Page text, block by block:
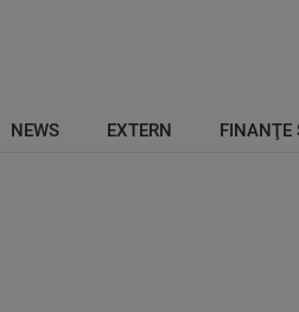
NEWS EXTERN FINANŢE